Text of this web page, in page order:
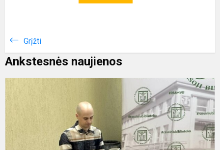
Grįžti
Ankstesnės naujienos